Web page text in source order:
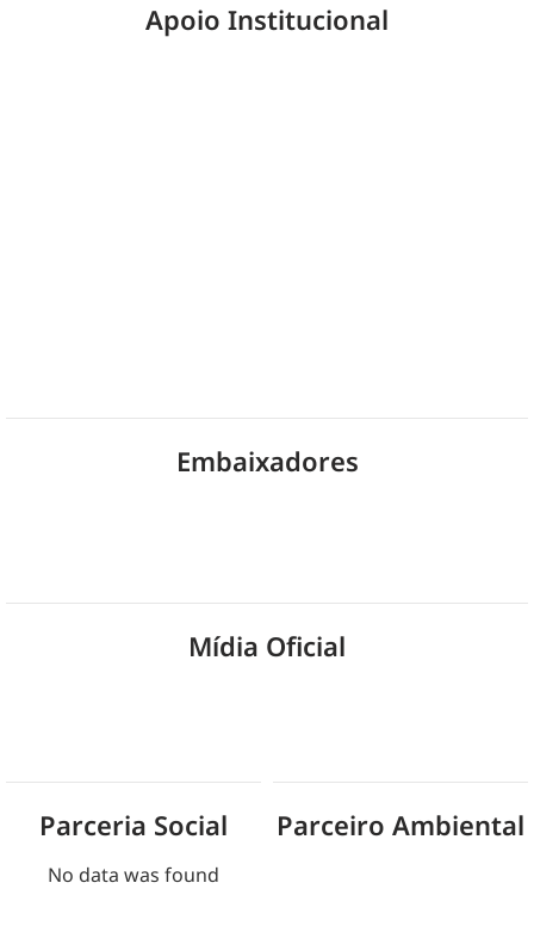
Apoio Institucional
Embaixadores
Mídia Oficial
Parceria Social
No data was found
Parceiro Ambiental